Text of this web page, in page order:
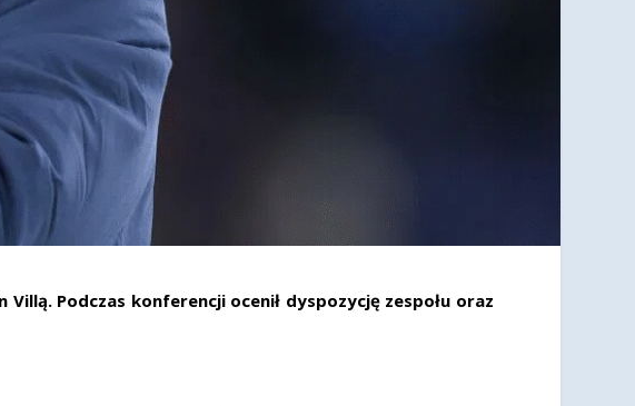
Podczas konferencji ocenił dyspozycję zespołu oraz